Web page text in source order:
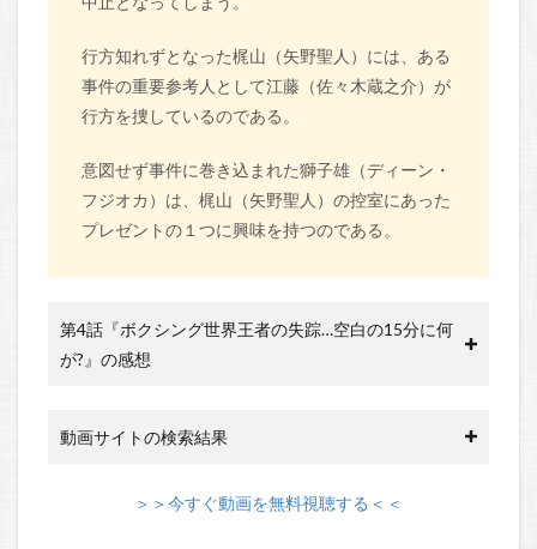
行方知れずとなった梶山（矢野聖人）には、ある
事件の重要参考人として江藤（佐々木蔵之介）が
行方を捜しているのである。
意図せず事件に巻き込まれた獅子雄（ディーン・
フジオカ）は、梶山（矢野聖人）の控室にあった
プレゼントの１つに興味を持つのである。
第4話『ボクシング世界王者の失踪…空白の15分に何
が?』の感想
動画サイトの検索結果
＞＞今すぐ動画を無料視聴する＜＜